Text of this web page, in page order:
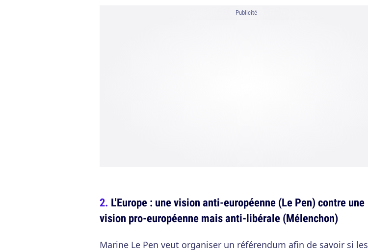
Publicité
L'Europe : une vision anti-européenne (Le Pen) contre une
vision pro-européenne mais anti-libérale (Mélenchon)
Marine Le Pen veut organiser un référendum afin de savoir si les